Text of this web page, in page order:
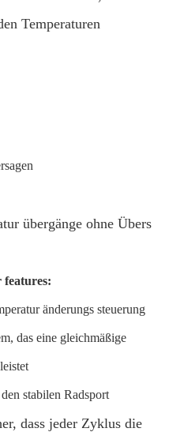
Temperaturen
übergänge ohne Übers
änderungs steuerung
das eine gleichmäßige
stabilen Radsport
dass jeder Zyklus die